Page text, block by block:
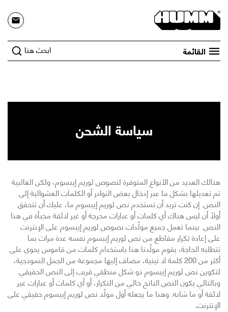
القائمة ابحث هنا
سياسة الشحن
هنالك العديد من الأنواع المتوفرة لنصوص لوريم إيبسوم، ولكن الغالبية
تم تعديلها بشكل ما عبر إدخال بعض النوادر أو الكلمات العشوائية إلى
النص. إن كنت تريد أن تستخدم نص لوريم إيبسوم ما، عليك أن تتحقق
أولاً أن ليس هناك أي كلمات أو عبارات محرجة أو غير لائقة مخبأة في هذا
النص. بينما تعمل جميع مولّدات نصوص لوريم إيبسوم على الإنترنت
على إعادة تكرار مقاطع من نص لوريم إيبسوم نفسه عدة مرات بما
تتطلبه الحاجة، يقوم مولّدنا هذا باستخدام كلمات من قاموس يحوي على
أكثر من 200 كلمة لا تينية، مضاف إليها مجموعة من الجمل النموذجية،
لتكوين نص لوريم إيبسوم ذو شكل منطقي قريب إلى النص الحقيقي.
وبالتالي يكون النص الناتح خالي من التكرار، أو أي كلمات أو عبارات غير
لائقة أو ما شابه. وهذا ما يجعله أول مولّد نص لوريم إيبسوم حقيقي على
الإنترنت.